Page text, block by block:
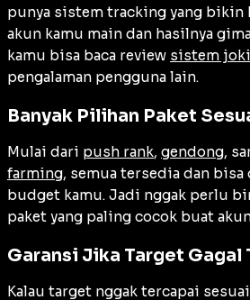
punya sistem tracking yang bikin
akun kamu main dan hasilnya
kamu bisa baca review sistem
pengalaman pengguna lain.
Banyak Pilihan Paket
Mulai dari push rank, gendong,
farming, semua tersedia dan bisa
budget kamu. Jadi nggak perlu
paket yang paling cocok buat
Garansi Jika Target Gagal
Kalau target nggak tercapai